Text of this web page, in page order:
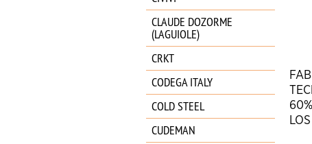
CLAUDE DOZORME
(LAGUIOLE)
CRKT
CODEGA ITALY
COLD STEEL
CUDEMAN